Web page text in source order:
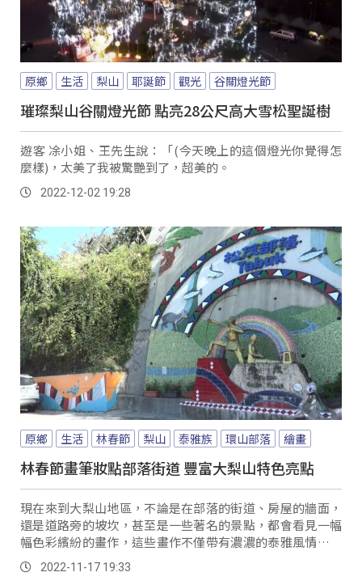
原鄉 生活 梨山 耶誕節 觀光 谷關燈光節
璀璨梨山谷關燈光節 點亮28公尺高大雪松聖誕樹
遊客 凃小姐、王先生說：「(今天晚上的這個燈光你覺得怎
麼樣)，太美了我被驚艷到了，超美的。
2022-12-02 19:28
原鄉 生活 林春節 梨山 泰雅族 環山部落 繪畫
林春節畫筆妝點部落街道 豐富大梨山特色亮點
現在來到大梨山地區，不論是在部落的街道、房屋的牆面，
還是道路旁的坡坎，甚至是一些著名的景點，都會看見一幅
幅色彩繽紛的畫作，這些畫作不僅帶有濃濃的泰雅風情，也
導入當地環境特色為元素，讓人看了賞心悅目之餘，也讓人
一眼就看出梨山地區各種人文及產業特色。
2022-11-17 19:33